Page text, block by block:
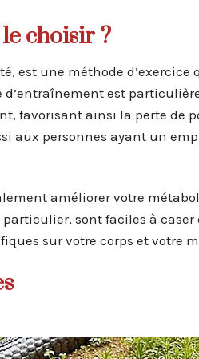
choisir ?
est une méthode d’exercice
d’entraînement est
favorisant ainsi la perte de
aux personnes ayant un
améliorer votre
sont faciles à
sur votre corps et votre